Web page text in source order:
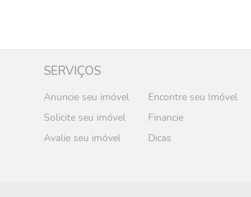
SERVIÇOS
Anuncie seu imóvel Encontre seu Imóvel
Solicite seu imóvel
Financie
Avalie seu imóvel
Dicas